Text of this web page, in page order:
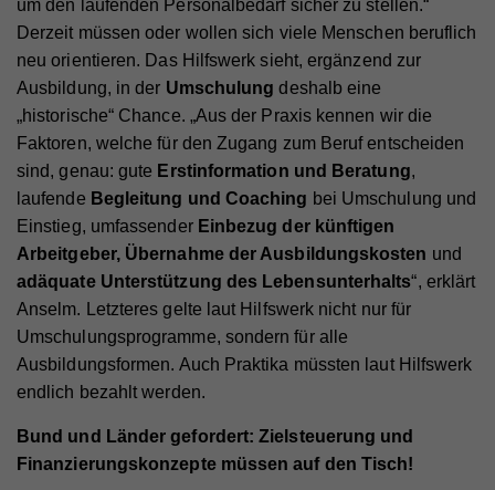
um den laufenden Personalbedarf sicher zu stellen.“
Derzeit müssen oder wollen sich viele Menschen beruflich
neu orientieren. Das Hilfswerk sieht, ergänzend zur
Ausbildung, in der Umschulung deshalb eine
„historische“ Chance. „Aus der Praxis kennen wir die
Faktoren, welche für den Zugang zum Beruf entscheiden
sind, genau: gute Erstinformation und Beratung,
laufende Begleitung und Coaching bei Umschulung und
Einstieg, umfassender Einbezug der künftigen
Arbeitgeber, Übernahme der Ausbildungskosten und
adäquate Unterstützung des Lebensunterhalts“, erklärt
Anselm. Letzteres gelte laut Hilfswerk nicht nur für
Umschulungsprogramme, sondern für alle
Ausbildungsformen. Auch Praktika müssten laut Hilfswerk
endlich bezahlt werden.
Bund und Länder gefordert: Zielsteuerung und
Finanzierungskonzepte müssen auf den Tisch!
Name PHPSESSID
Anbieter Hilfswerk
Laufzeit Session
Zweck
Eindeutige ID, die die Sitzung des Benutzers
identifiziert.
Name
Anbieter Hilfswerk
Session
Zweck
Eindeutige ID, die die Sitzung des Benutzers
Webseite angezeigt werden können.
Name YSC
Anbieter YouTube
Laufzeit Session
Zweck
Registriert eine eindeutige ID, um Statistiken der
Videos von YouTube, die der Benutzer gesehen hat,
zu behalten.
Name GPS
Anbieter YouTube
Registriert eine eindeutige ID auf mobilen Geräten,
um Tracking basierend auf dem geografischen
Cookie-Informationen anzeigen
Marketing
Diese Cookies werden zum Nachverfolgen von
Suchmustern und Aktivität verwendet. Wir
verwenden diese Informationen, um Ihnen
relevante/personalisierte Marketinginhalte zeigen zu
können. Mit dieser Art Cookies sammeln wir
möglicherweise persönliche, identifizierbare
Informationen und verwenden diese für gezielte
Werbung und/oder teilen sie zu diesem Zweck mit
Dritten. Alle anhand dieser Cookies nachverfolgten
und aufgezeichneten Aktivitäten können an Dritte
verkauft werden.
Name _fbp
Statistik